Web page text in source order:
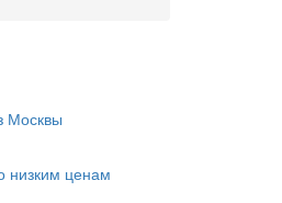
Москвы
низким ценам